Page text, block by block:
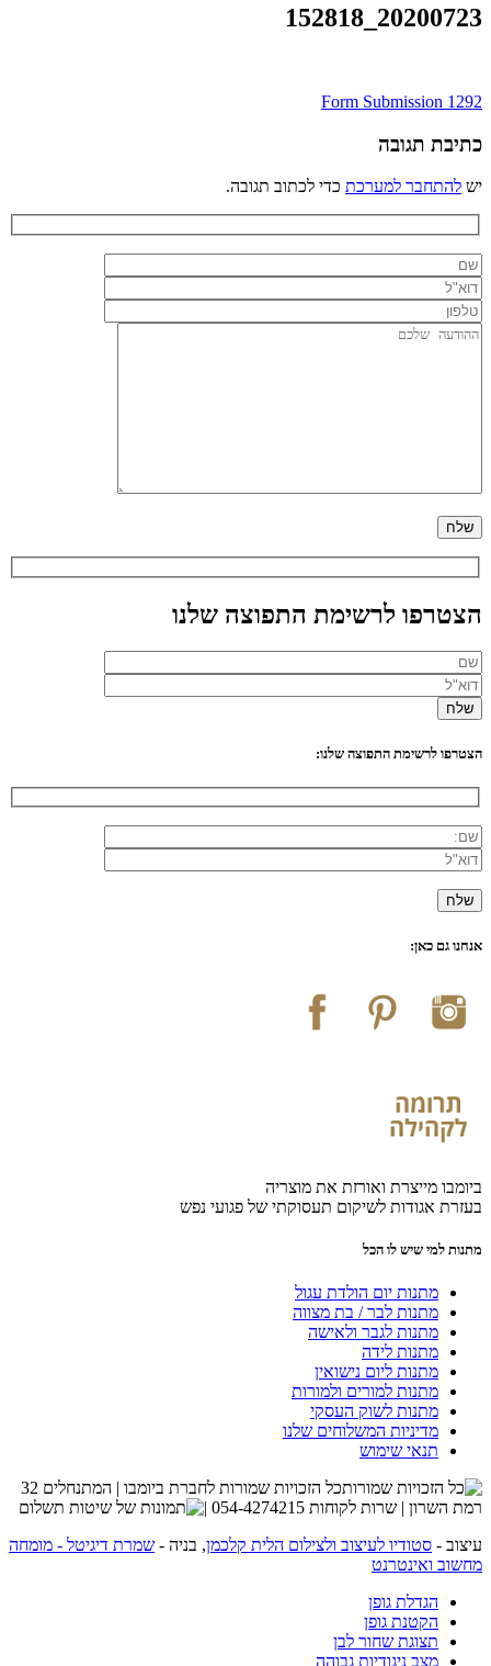
20200723_152818
ניווט
Form Submission 1292
כתיבת תגובה
יש להתחבר למערכת כדי לכתוב תגובה.
הצטרפו לרשימת התפוצה שלנו
הצטרפו לרשימת התפוצה שלנו:
אנחנו גם כאן:
ביומבו מייצרת ואורזת את מוצריה
בעזרת אגודות לשיקום תעסוקתי של פגועי נפש
מתנות למי שיש לו הכל
מתנות יום הולדת עגול
מתנות לבר / בת מצווה
מתנות לגבר ולאישה
מתנות לידה
מתנות ליום נישואין
מתנות למורים ולמורות
מתנות לשוק העסקי
מדיניות המשלוחים שלנו
תנאי שימוש
כל הזכויות שמורות לחברת ביומבו | המתנחלים 32
רמת השרון | שרות לקוחות 054-4274215 |
עיצוב - סטודיו לעיצוב ולצילום הלית קלכמן, בניה - שמרת דיגיטל - מומחה
מחשוב ואינטרנט
הגדלת גופן
הקטנת גופן
תצוגת שחור לבן
מצב ניגודיות גבוהה